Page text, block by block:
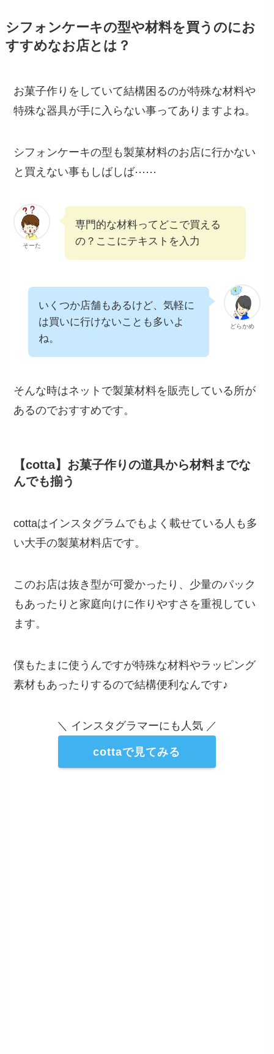
シフォンケーキの型や材料を買うのにお
すすめなお店とは？
お菓子作りをしていて結構困るのが特殊な材料や
特殊な器具が手に入らない事ってありますよね。
シフォンケーキの型も製菓材料のお店に行かない
と買えない事もしばしば⋯⋯
そーた
専門的な材料ってどこで買える
の？ここにテキストを入力
どらかめ
いくつか店舗もあるけど、気軽に
は買いに行けないことも多いよ
ね。
そんな時はネットで製菓材料を販売している所が
あるのでおすすめです。
【cotta】お菓子作りの道具から材料までな
んでも揃う
cottaはインスタグラムでもよく載せている人も多
い大手の製菓材料店です。
このお店は抜き型が可愛かったり、少量のパック
もあったりと家庭向けに作りやすさを重視してい
ます。
僕もたまに使うんですが特殊な材料やラッピング
素材もあったりするので結構便利なんです♪
＼ インスタグラマーにも人気 ／
cottaで見てみる